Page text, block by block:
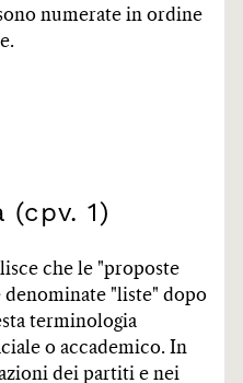
numerate in ordine
(cpv. 1)
che le "proposte
"liste" dopo
terminologia
o accademico. In
dei partiti e nei